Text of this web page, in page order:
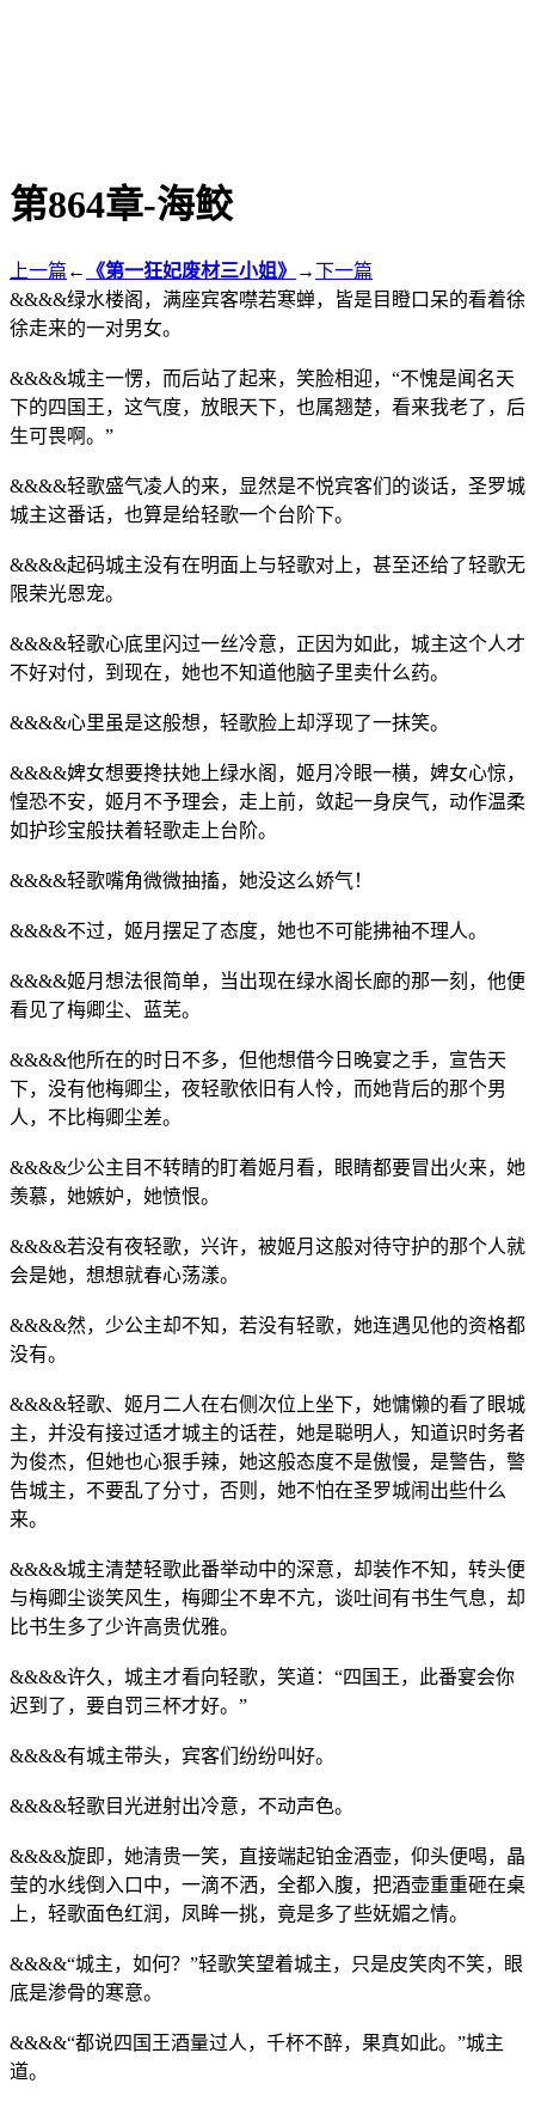
第864章-海鲛
上一篇 ← 《第一狂妃废材三小姐》 →下一篇
&&&&绿水楼阁，满座宾客噤若寒蝉，皆是目瞪口呆的看着徐
徐走来的一对男女。
&&&&城主一愣，而后站了起来，笑脸相迎，“不愧是闻名天
下的四国王，这气度，放眼天下，也属翘楚，看来我老了，后
生可畏啊。”
&&&&轻歌盛气凌人的来，显然是不悦宾客们的谈话，圣罗城
城主这番话，也算是给轻歌一个台阶下。
&&&&起码城主没有在明面上与轻歌对上，甚至还给了轻歌无
限荣光恩宠。
&&&&轻歌心底里闪过一丝冷意，正因为如此，城主这个人才
不好对付，到现在，她也不知道他脑子里卖什么药。
&&&&心里虽是这般想，轻歌脸上却浮现了一抹笑。
&&&&婢女想要搀扶她上绿水阁，姬月冷眼一横，婢女心惊，
惶恐不安，姬月不予理会，走上前，敛起一身戾气，动作温柔
如护珍宝般扶着轻歌走上台阶。
&&&&轻歌嘴角微微抽搐，她没这么娇气！
&&&&不过，姬月摆足了态度，她也不可能拂袖不理人。
&&&&姬月想法很简单，当出现在绿水阁长廊的那一刻，他便
看见了梅卿尘、蓝芜。
&&&&他所在的时日不多，但他想借今日晚宴之手，宣告天
下，没有他梅卿尘，夜轻歌依旧有人怜，而她背后的那个男
人，不比梅卿尘差。
&&&&少公主目不转睛的盯着姬月看，眼睛都要冒出火来，她
羡慕，她嫉妒，她愤恨。
&&&&若没有夜轻歌，兴许，被姬月这般对待守护的那个人就
会是她，想想就春心荡漾。
&&&&然，少公主却不知，若没有轻歌，她连遇见他的资格都
没有。
&&&&轻歌、姬月二人在右侧次位上坐下，她慵懒的看了眼城
主，并没有接过适才城主的话茬，她是聪明人，知道识时务者
为俊杰，但她也心狠手辣，她这般态度不是傲慢，是警告，警
告城主，不要乱了分寸，否则，她不怕在圣罗城闹出些什么
来。
&&&&城主清楚轻歌此番举动中的深意，却装作不知，转头便
与梅卿尘谈笑风生，梅卿尘不卑不亢，谈吐间有书生气息，却
比书生多了少许高贵优雅。
&&&&许久，城主才看向轻歌，笑道：“四国王，此番宴会你
迟到了，要自罚三杯才好。”
&&&&有城主带头，宾客们纷纷叫好。
&&&&轻歌目光迸射出冷意，不动声色。
&&&&旋即，她清贵一笑，直接端起铂金酒壶，仰头便喝，晶
莹的水线倒入口中，一滴不洒，全都入腹，把酒壶重重砸在桌
上，轻歌面色红润，凤眸一挑，竟是多了些妩媚之情。
&&&&“城主，如何？”轻歌笑望着城主，只是皮笑肉不笑，眼
底是渗骨的寒意。
&&&&“都说四国王酒量过人，千杯不醉，果真如此。”城主
道。